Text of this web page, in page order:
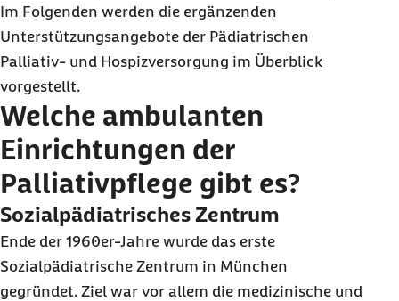
Im Folgenden werden die ergänzenden
Unterstützungsangebote der Pädiatrischen
Palliativ- und Hospizversorgung im Überblick
vorgestellt.
Welche ambulanten
Einrichtungen der
Palliativpflege gibt es?
Sozialpädiatrisches Zentrum
Ende der 1960er-Jahre wurde das erste
Sozialpädiatrische Zentrum in München
gegründet. Ziel war vor allem die medizinische und